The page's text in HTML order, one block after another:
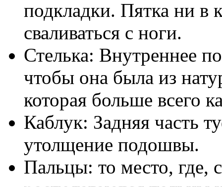
подкладки. Пятка ни в
сваливаться с ноги.
Стелька: Внутреннее
чтобы она была из
которая больше всего
Каблук: Задняя часть
утолщение подошвы.
Пальцы: то место, где,